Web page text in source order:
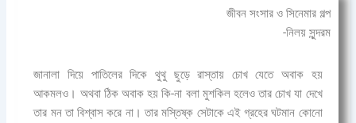
জীবন সংসার ও সিনেমার গল্প
-নিলয় সুন্দরম
জানালা দিয়ে পাতিলের দিকে থুথু ছুড়ে রাস্তায় চোখ যেতে অবাক হয়
আকমলও। অথবা ঠিক অবাক হয় কি-না বলা মুশকিল হলেও তার চোখ যা দেখে
তার মন তা বিশ্বাস করে না। তার মস্তিষ্ক সেটাকে এই গ্রহের ঘটমান কোনো